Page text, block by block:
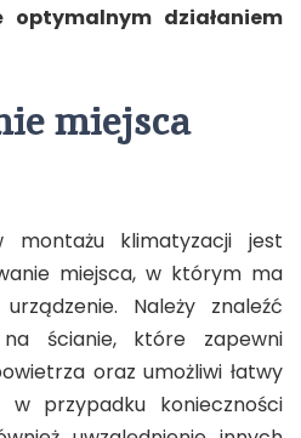
optymalnym działaniem
miejsca
montażu klimatyzacji jest
miejsca, w którym ma
Należy znaleźć
ścianie, które zapewni
oraz umożliwi łatwy
przypadku konieczności